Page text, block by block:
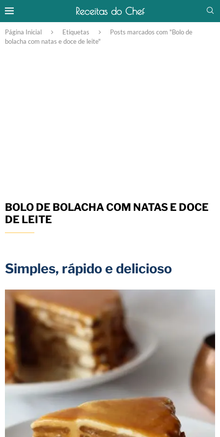
Receitas do Chef
Página Inicial Etiquetas
Posts marcados com "Bolo de
bolacha com natas e doce de leite"
BOLO DE BOLACHA COM NATAS E DOCE
DE LEITE
Simples, rápido e delicioso